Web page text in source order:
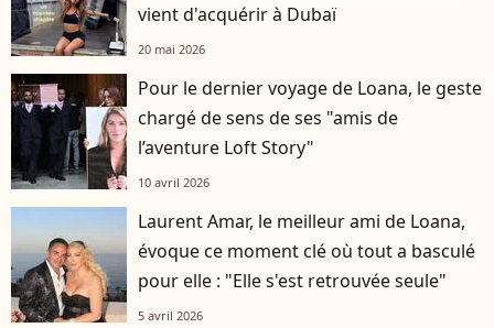
vient d'acquérir à Dubaï
20 mai 2026
Pour le dernier voyage de Loana, le geste
chargé de sens de ses "amis de
l’aventure Loft Story"
10 avril 2026
Laurent Amar, le meilleur ami de Loana,
évoque ce moment clé où tout a basculé
pour elle : "Elle s'est retrouvée seule"
5 avril 2026